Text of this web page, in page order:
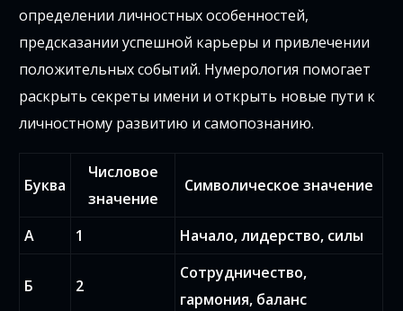
определении личностных особенностей,
предсказании успешной карьеры и привлечении
положительных событий. Нумерология помогает
раскрыть секреты имени и открыть новые пути к
личностному развитию и самопознанию.
Буква
Числовое
значение
Символическое значение
А 1 Начало, лидерство, силы
Б 2
Сотрудничество,
гармония, баланс